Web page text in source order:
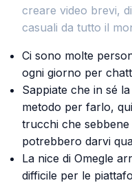
creare video brevi,
casuali da tutto il
Ci sono molte
ogni giorno per
Sappiate che in sé
metodo per farlo,
trucchi che
potrebbero darvi
La nice di Omegle
difficile per le